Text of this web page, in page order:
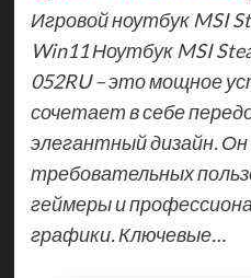
Игровой ноутбук MSI
Win11 Ноутбук MSI
052RU – это мощное
сочетает в себе
элегантный дизайн. Он
требовательных
геймеры и
графики. Ключевые…